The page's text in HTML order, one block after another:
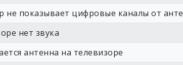
не показывает цифровые каналы от
нет звука
антенна на телевизоре